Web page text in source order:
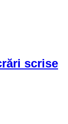
scrise